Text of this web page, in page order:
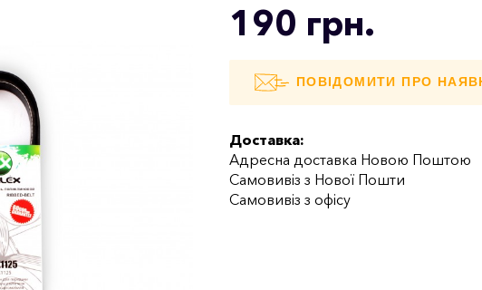
190 грн.
ПОВІДОМИТИ ПРО
Доставка:
Адресна доставка Новою Поштою
Самовивіз з Нової Пошти
Самовивіз з офісу